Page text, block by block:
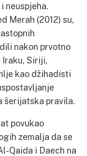
neuspjeha.
Merah (2012) su,
nakon prvotno
Siriji,
kao džihadisti
šerijatska pravila.
povukao
zemalja da se
Qaida i Daech na